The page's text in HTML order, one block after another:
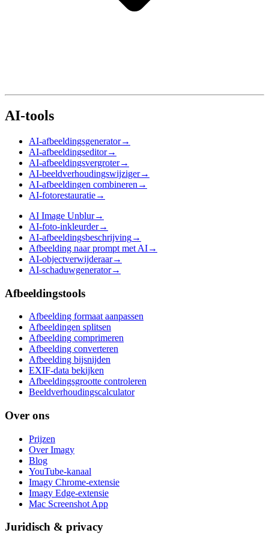
AI-tools
AI-afbeeldingsgenerator→
AI-afbeeldingseditor→
AI-afbeeldingsvergroter→
AI-beeldverhoudingswijziger→
AI-afbeeldingen combineren →
AI-fotorestauratie→
AI Image Unblur→
AI-foto-inkleurder→
AI-afbeeldingsbeschrijving→
Afbeelding naar prompt met AI→
AI-objectverwijderaar→
AI-schaduwgenerator→
Afbeeldingstools
Afbeelding formaat aanpassen
Afbeeldingen splitsen
Afbeelding comprimeren
Afbeelding converteren
Afbeelding bijsnijden
EXIF-data bekijken
Afbeeldingsgrootte controleren
Beeldverhoudingscalculator
Over ons
Prijzen
Over Imagy
Blog
YouTube-kanaal
Imagy Chrome-extensie
Imagy Edge-extensie
Mac Screenshot App
Juridisch & privacy